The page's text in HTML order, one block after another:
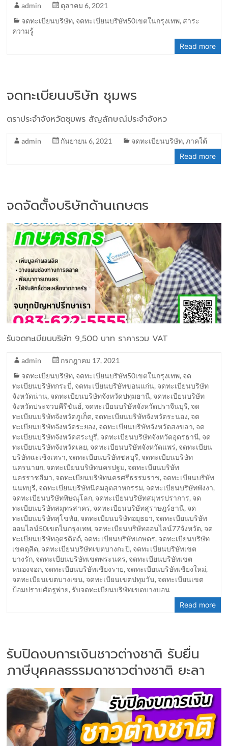
admin
ตุลาคม 6, 2021
จดทะเบียนบริษัท, จดทะเบียนบริษัท50เขตในกรุงเทพ, สาระ
ความรู้
Read more
จดทะเบียนบริษัท ชุมพร
ตราประจำจังหวัดชุมพร สัญลักษณ์ประจำจังหว
admin กันยายน 6, 2021 จดทะเบียนบริษัท,ภาคใต้
Read more
จดจัดตั้งบริษัทด้านเกษตร
รับจดทะเบียนบริษัท 9,500 บาท ราคารวม VAT
admin
กรกฎาคม 17, 2021
จดทะเบียนบริษัท, จดทะเบียนบริษัท50เขตในกรุงเทพ, จด
ทะเบียนบริษัทกระบี่, จดทะเบียนบริษัทขอนแก่น, จดทะเบียนบริษัท
จังหวัดน่าน, จดทะเบียนบริษัทจังหวัดปทุมธานี, จดทะเบียนบริษัท
จังหวัดประจวบคีรีขันธ์, จดทะเบียนบริษัทจังหวัดปราจีนบุรี, จด
ทะเบียนบริษัทจังหวัดภูเก็ต, จดทะเบียนบริษัทจังหวัดระนอง, จด
ทะเบียนบริษัทจังหวัดระยอง, จดทะเบียนบริษัทจังหวัดสงขลา, จด
ทะเบียนบริษัทจังหวัดสระบุรี, จดทะเบียนบริษัทจังหวัดอุดรธานี, จด
ทะเบียนบริษัทจังหวัดเลย, จดทะเบียนบริษัทจังหวัดแพร่, จดทะเบียน
บริษัทฉะเชิงเทรา, จดทะเบียนบริษัทชลบุรี, จดทะเบียนบริษัท
นครนายก, จดทะเบียนบริษัทนครปฐม, จดทะเบียนบริษัท
นครราชสีมา, จดทะเบียนบริษัทนครศรีธรรมราช, จดทะเบียนบริษัท
นนทบุรี, จดทะเบียนบริษัทนิคมอุตสาหกรรม, จดทะเบียนบริษัทพังงา,
จดทะเบียนบริษัทพิษณุโลก, จดทะเบียนบริษัทสมุทรปราการ, จด
ทะเบียนบริษัทสมุทรสาคร, จดทะเบียนบริษัทสุราษฎร์ธานี, จด
ทะเบียนบริษัทสุโขทัย, จดทะเบียนบริษัทอยุธยา, จดทะเบียนบริษัท
ออนไลน์50เขตในกรุงเทพ, จดทะเบียนบริษัทออนไลน์77จังหวัด, จด
ทะเบียนบริษัทอุตรดิตถ์, จดทะเบียนบริษัทเกษตร, จดทะเบียนบริษัท
เขตดุสิต, จดทะเบียนบริษัทเขตบางกะปิ, จดทะเบียนบริษัทเขต
บางรัก, จดทะเบียนบริษัทเขตพระนคร, จดทะเบียนบริษัทเขต
หนองจอก, จดทะเบียนบริษัทเชียงราย, จดทะเบียนบริษัทเชียงใหม่,
จดทะเบียนเขตบางเขน, จดทะเบียนเขตปทุมวัน, จดทะเบียนเขต
ป้อมปราบศัตรูพ่าย, รับจดทะเบียนบริษัทเขตบางบอน
Read more
รับปิดงบการเงินชาวต่างชาติ รับยื่น
ภาษีบุคคลธรรมดาชาวต่างชาติ ยะลา